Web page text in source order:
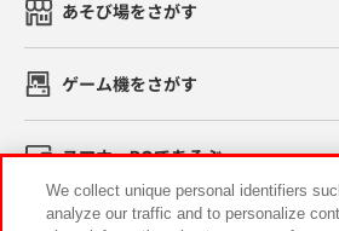
あそび場をさがす
ゲーム機をさがす
スマホ・PCであそぶ
We collect unique personal identifiers
analyze our traffic and to personalize